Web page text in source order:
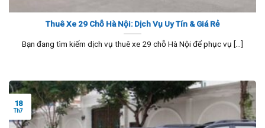
Thuê Xe 29 Chỗ Hà Nội: Dịch Vụ Uy Tín & Giá Rẻ
Bạn đang tìm kiếm dịch vụ thuê xe 29 chỗ Hà Nội để phục vụ [...]
18
Th7